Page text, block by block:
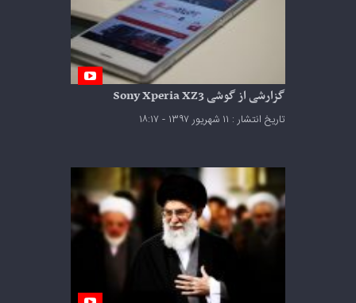
گزارشی از گوشی Sony Xperia XZ3
تاریخ انتشار : ۱۱ شهریور ۱۳۹۷ - ۱۸:۱۷